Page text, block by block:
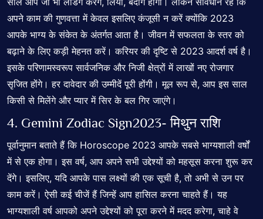
अपने काम की गुणवत्ता में केवल इसलिए कंजूसी न करें क्योंकि 2023
आपके भाग्य के संकेत के अंतर्गत आता है। जीवन में सफलता के स्तर को
बढ़ाने के लिए कड़ी मेहनत करें। करियर की दृष्टि से 2023 आदर्श वर्ष है।
इसके परिणामस्वरूप सार्वजनिक और निजी क्षेत्रों में लाखों नए रोजगार
सृजित होंगे। हर दावेदार की उम्मीदें पूरी होंगी। मूल रूप से, आप इस साल
किसी से मिलेंगे और प्यार में सिर के बल गिर जाएंगे।
4. Gemini Zodiac Sign2023- मिथुन राशि
पूर्वानुमान बताते हैं कि Horoscope 2023 आपके सबसे भाग्यशाली वर्षों
में से एक होगा। इस वर्ष, आप अपने सभी उद्देश्यों को महसूस करना शुरू कर
देंगे। इसलिए, यदि आपके पास लक्ष्यों की एक सूची है, तो अभी से उन पर
काम करें। ऐसी कई चीजें हैं जिन्हें आप हासिल करना चाहते हैं। यह
भाग्यशाली वर्ष आपको अपने उद्देश्यों को पूरा करने में मदद करेगा, चाहे वे